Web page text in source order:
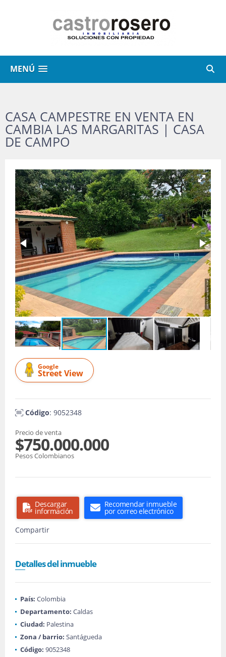
MENÚ
CASA CAMPESTRE EN VENTA EN
CAMBIA LAS MARGARITAS | CASA
DE CAMPO
Google
Street View
Código: 9052348
Precio de venta
$750.000.000
Pesos Colombianos
Descargar
información
Recomendar inmueble
por correo electrónico
Compartir
Detalles del inmueble
País: Colombia
Departamento: Caldas
Ciudad: Palestina
Zona / barrio: Santágueda
Código: 9052348